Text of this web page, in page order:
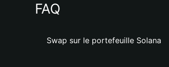
FAQ
Swap sur le portefeuille Solana